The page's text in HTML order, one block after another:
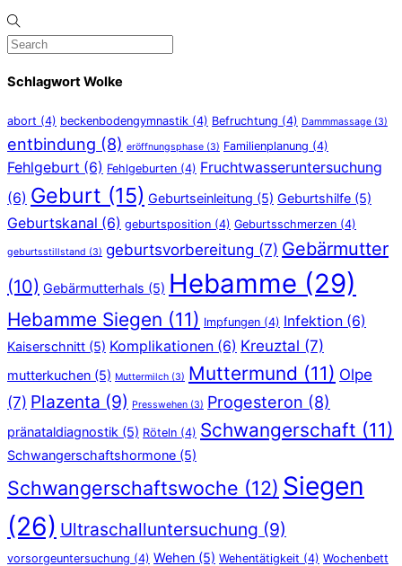
Schlagwort Wolke
abort (4) beckenbodengymnastik (4) Befruchtung (4) Dammmassage (3)
entbindung (8) eröffnungsphase (3) Familienplanung (4)
Fehlgeburt (6) Fehlgeburten (4) Fruchtwasseruntersuchung
(6) Geburt (15) Geburtseinleitung (5) Geburtshilfe (5)
Geburtskanal (6) geburtsposition (4) Geburtsschmerzen (4)
geburtsstillstand (3) geburtsvorbereitung (7) Gebärmutter
(10) Gebärmutterhals (5) Hebamme (29)
Hebamme Siegen (11) Impfungen (4) Infektion (6)
Kaiserschnitt (5) Komplikationen (6) Kreuztal (7)
mutterkuchen (5) Muttermilch (3) Muttermund (11) Olpe
(7) Plazenta (9) Presswehen (3) Progesteron (8)
pränataldiagnostik (5) Röteln (4) Schwangerschaft (11)
Schwangerschaftshormone (5)
Schwangerschaftswoche (12) Siegen
(26) Ultraschalluntersuchung (9)
vorsorgeuntersuchung (4) Wehen (5) Wehentätigkeit (4) Wochenbett